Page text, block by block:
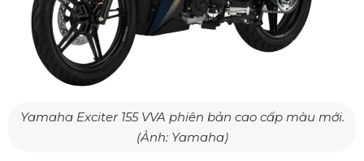
Yamaha Exciter 155 VVA phiên bản cao cấp màu mới.
(Ảnh: Yamaha)